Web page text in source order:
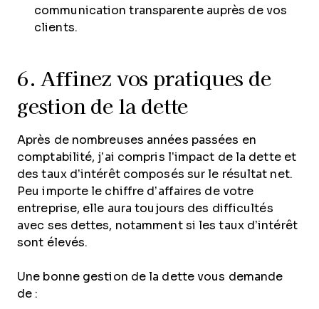
communication transparente auprès de vos
clients.
6. Affinez vos pratiques de
gestion de la dette
Après de nombreuses années passées en
comptabilité, j’ai compris l’impact de la dette et
des taux d’intérêt composés sur le résultat net.
Peu importe le chiffre d’affaires de votre
entreprise, elle aura toujours des difficultés
avec ses dettes, notamment si les taux d’intérêt
sont élevés.
Une bonne gestion de la dette vous demande
de :